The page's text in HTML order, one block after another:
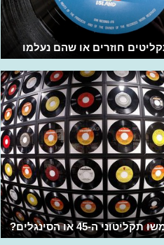
חוזרים או שהם נעלמו
ה-45 או הסינגלים?